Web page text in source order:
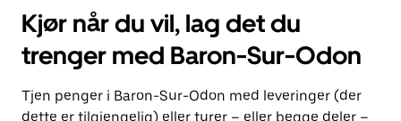
Kjør når du vil, lag det du
trenger med Baron-Sur-Odon
Tjen penger i Baron-Sur-Odon med leveringer (der
dette er tilgjengelig) eller turer – eller begge deler –